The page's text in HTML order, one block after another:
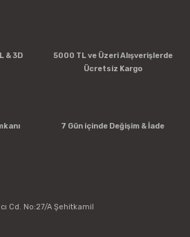
& 3D
5000 TL ve Üzeri Alışverişlerde
Ücretsiz Kargo
7 Gün içinde Değişim & İade
Cd. No:27/A Şehitkamil